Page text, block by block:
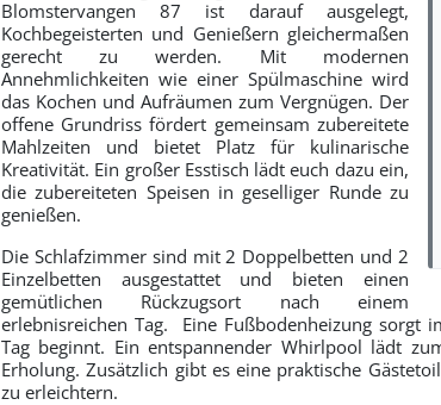
Blomstervangen 87 ist darauf ausgelegt,
Kochbegeisterten und Genießern gleichermaßen
gerecht zu werden. Mit modernen
Annehmlichkeiten wie einer Spülmaschine wird
das Kochen und Aufräumen zum Vergnügen. Der
offene Grundriss fördert gemeinsam zubereitete
Mahlzeiten und bietet Platz für kulinarische
Kreativität. Ein großer Esstisch lädt euch dazu ein,
die zubereiteten Speisen in geselliger Runde zu
genießen.
Die Schlafzimmer sind mit 2 Doppelbetten und 2
Einzelbetten ausgestattet und bieten einen
gemütlichen Rückzugsort nach einem
erlebnisreichen Tag. Eine Fußbodenheizung sorgt
Tag beginnt. Ein entspannender Whirlpool lädt
Erholung. Zusätzlich gibt es eine praktische
zu erleichtern.